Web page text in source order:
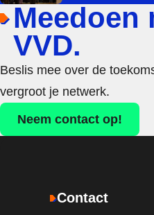
Meedoen
VVD.
Beslis mee over de
vergroot je netwerk.
Neem contact op!
Contact